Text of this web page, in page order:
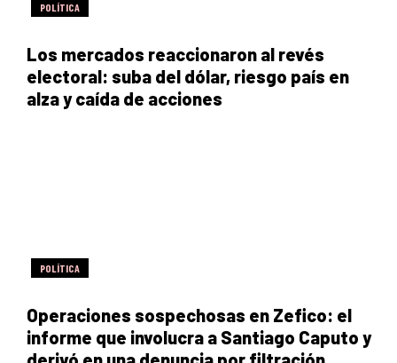
POLÍTICA
Los mercados reaccionaron al revés
electoral: suba del dólar, riesgo país en
alza y caída de acciones
POLÍTICA
Operaciones sospechosas en Zefico: el
informe que involucra a Santiago Caputo y